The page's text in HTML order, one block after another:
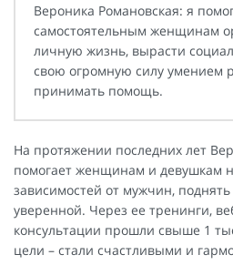
Вероника Романовская: я
самостоятельным женщинам
личную жизнь, вырасти
свою огромную силу умением
принимать помощь.
На протяжении последних лет
помогает женщинам и девушкам
зависимостей от мужчин,
уверенной. Через ее тренинги,
консультации прошли свыше 1
цели – стали счастливыми и